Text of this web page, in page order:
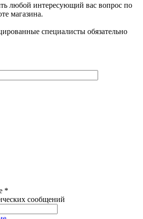
любой интересующий вас вопрос по
магазина.
специалисты обязательно
*